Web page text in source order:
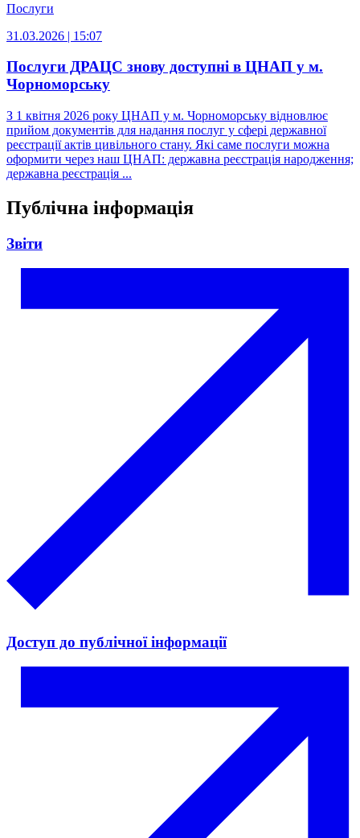
Послуги
31.03.2026 | 15:07
Послуги ДРАЦС знову доступні в ЦНАП у м.
Чорноморську
З 1 квітня 2026 року ЦНАП у м. Чорноморську відновлює
прийом документів для надання послуг у сфері державної
реєстрації актів цивільного стану. Які саме послуги можна
оформити через наш ЦНАП: державна реєстрація народження;
державна реєстрація ...
Публічна інформація
Звіти
Доступ до публічної інформації